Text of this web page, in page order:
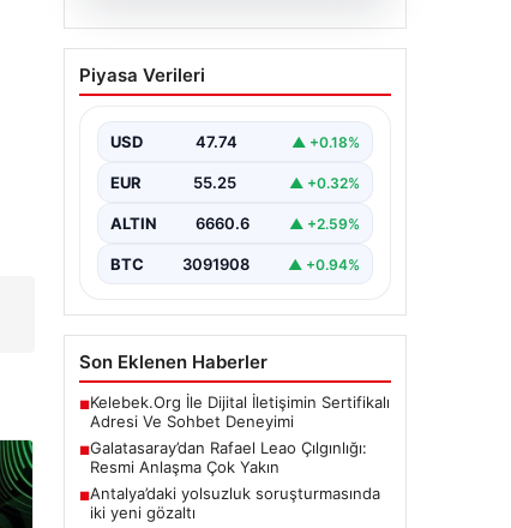
06.08.2026
Antalya’daki yolsuzluk
soruşturmasında iki yeni
Piyasa Verileri
USD 47.74 ▲ +0.18%
EUR 55.25 ▲ +0.32%
ALTIN 6660.6 ▲ +2.59%
BTC 3091908 ▲ +0.94%
Son Eklenen Haberler
■Kelebek.Org İle Dijital İletişimin Sertifikalı
Adresi Ve Sohbet Deneyimi
■Galatasaray’dan Rafael Leao Çılgınlığı:
Resmi Anlaşma Çok Yakın
■Antalya’daki yolsuzluk soruşturmasında
iki yeni gözaltı